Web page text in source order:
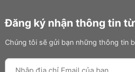
Đăng ký nhận thông tin
Chúng tôi sẽ gửi bạn những thông tin